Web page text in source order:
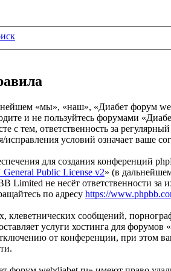
«мы», «наш», «Диабет форум
и не пользуйтесь форумами
с тем, ответственность за
условий означает ваше
для создания конференций
Public License v2» (в
Limited не несёт ответственности
по адресу https://
клеветнических сообщений,
услуги хостинга для
от конференции, при этом